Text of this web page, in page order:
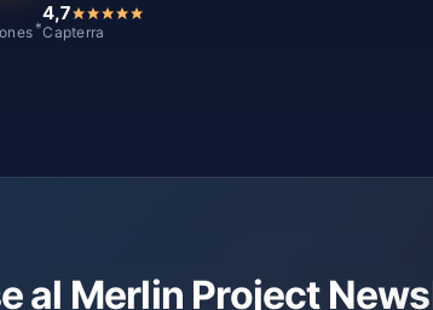
*
4,7
Capterra
al Merlin Project